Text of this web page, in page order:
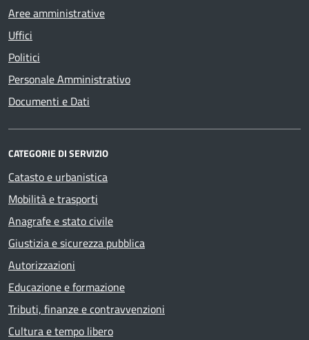
Aree amministrative
Uffici
Politici
Personale Amministrativo
Documenti e Dati
CATEGORIE DI SERVIZIO
Catasto e urbanistica
Mobilità e trasporti
Anagrafe e stato civile
Giustizia e sicurezza pubblica
Autorizzazioni
Educazione e formazione
Tributi, finanze e contravvenzioni
Cultura e tempo libero